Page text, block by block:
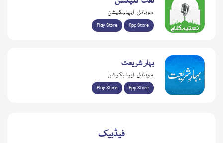
موبائل ایپلیکیشن
Play Store App Store
بہار شریعت
موبائل ایپلیکیشن
Play Store App Store
فیڈبیک